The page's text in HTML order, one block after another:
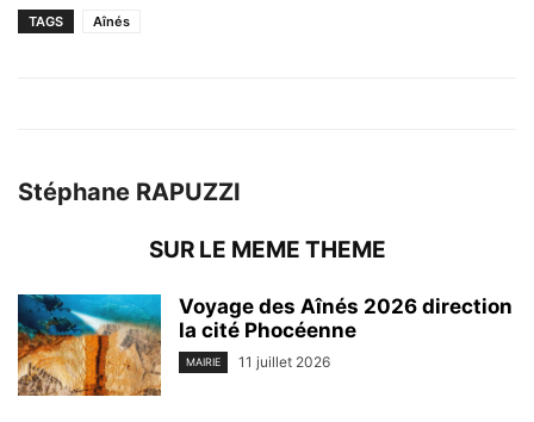
TAGS Aînés
Stéphane RAPUZZI
SUR LE MEME THEME
Voyage des Aînés 2026 direction
la cité Phocéenne
MAIRIE 11 juillet 2026